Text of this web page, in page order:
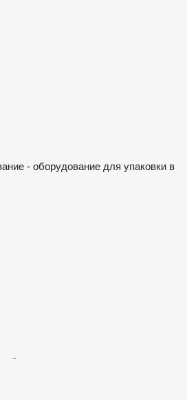
- оборудование для упаковки в